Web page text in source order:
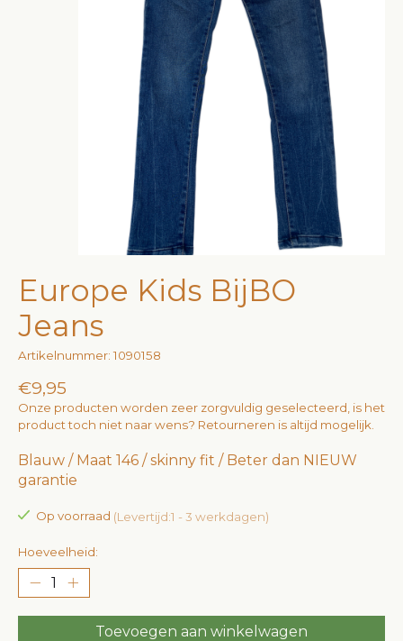
Europe Kids BijBO
Jeans
Artikelnummer: 1090158
€9,95
Onze producten worden zeer zorgvuldig geselecteerd, is het
product toch niet naar wens? Retourneren is altijd mogelijk.
Blauw / Maat 146 / skinny fit / Beter dan NIEUW
garantie
Op voorraad (Levertijd:1 - 3 werkdagen)
Hoeveelheid:
Toevoegen aan winkelwagen